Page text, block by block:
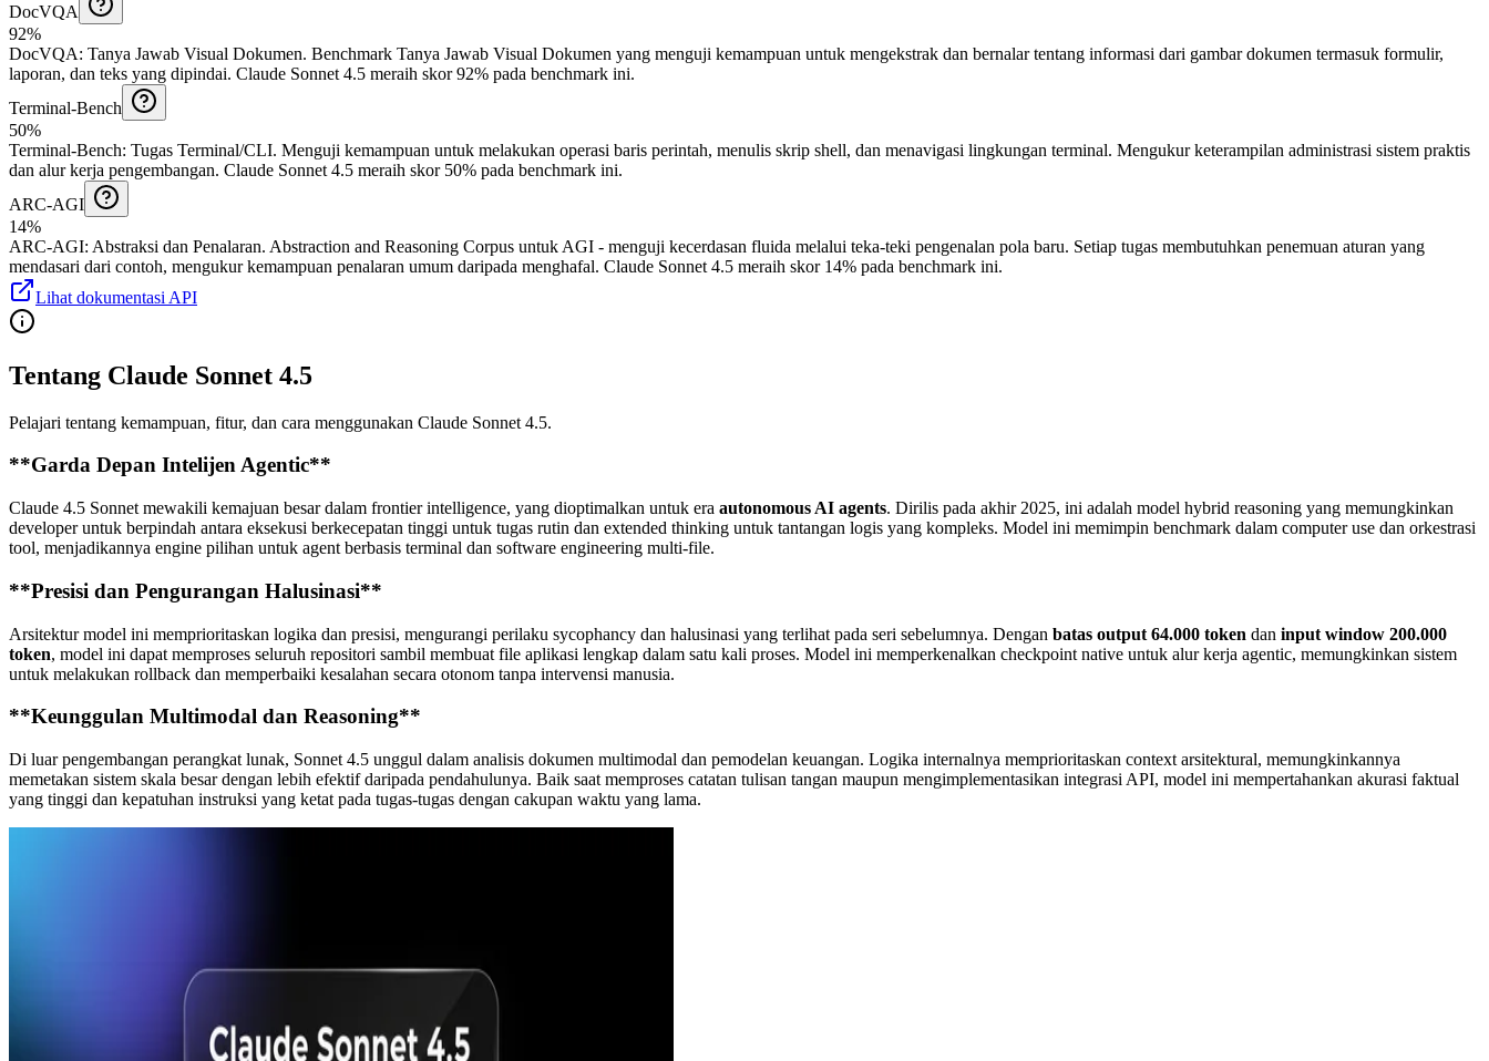
DocVQA
92%
DocVQA: Tanya Jawab Visual Dokumen. Benchmark Tanya Jawab Visual Dokumen yang menguji kemampuan untuk mengekstrak dan bernalar tentang informasi dari gambar dokumen termasuk formulir,
laporan, dan teks yang dipindai. Claude Sonnet 4.5 meraih skor 92% pada benchmark ini.
Terminal-Bench
50%
Terminal-Bench: Tugas Terminal/CLI. Menguji kemampuan untuk melakukan operasi baris perintah, menulis skrip shell, dan menavigasi lingkungan terminal. Mengukur keterampilan administrasi sistem praktis
dan alur kerja pengembangan. Claude Sonnet 4.5 meraih skor 50% pada benchmark ini.
ARC-AGI
14%
ARC-AGI: Abstraksi dan Penalaran. Abstraction and Reasoning Corpus untuk AGI - menguji kecerdasan fluida melalui teka-teki pengenalan pola baru. Setiap tugas membutuhkan penemuan aturan yang
mendasari dari contoh, mengukur kemampuan penalaran umum daripada menghafal. Claude Sonnet 4.5 meraih skor 14% pada benchmark ini.
Lihat dokumentasi API
Tentang Claude Sonnet 4.5
Pelajari tentang kemampuan, fitur, dan cara menggunakan Claude Sonnet 4.5.
**Garda Depan Intelijen Agentic**
Claude 4.5 Sonnet mewakili kemajuan besar dalam frontier intelligence, yang dioptimalkan untuk era autonomous AI agents. Dirilis pada akhir 2025, ini adalah model hybrid reasoning yang memungkinkan
developer untuk berpindah antara eksekusi berkecepatan tinggi untuk tugas rutin dan extended thinking untuk tantangan logis yang kompleks. Model ini memimpin benchmark dalam computer use dan orkestrasi
tool, menjadikannya engine pilihan untuk agent berbasis terminal dan software engineering multi-file.
**Presisi dan Pengurangan Halusinasi**
Arsitektur model ini memprioritaskan logika dan presisi, mengurangi perilaku sycophancy dan halusinasi yang terlihat pada seri sebelumnya. Dengan batas output 64.000 token dan input window 200.000
token, model ini dapat memproses seluruh repositori sambil membuat file aplikasi lengkap dalam satu kali proses. Model ini memperkenalkan checkpoint native untuk alur kerja agentic, memungkinkan sistem
untuk melakukan rollback dan memperbaiki kesalahan secara otonom tanpa intervensi manusia.
**Keunggulan Multimodal dan Reasoning**
Di luar pengembangan perangkat lunak, Sonnet 4.5 unggul dalam analisis dokumen multimodal dan pemodelan keuangan. Logika internalnya memprioritaskan context arsitektural, memungkinkannya
memetakan sistem skala besar dengan lebih efektif daripada pendahulunya. Baik saat memproses catatan tulisan tangan maupun mengimplementasikan integrasi API, model ini mempertahankan akurasi faktual
yang tinggi dan kepatuhan instruksi yang ketat pada tugas-tugas dengan cakupan waktu yang lama.